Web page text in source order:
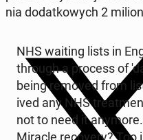
nia do­dat­ko­wych 2
NHS waiting lists in
through a process of
being removed from
ived any NHS
not to need it